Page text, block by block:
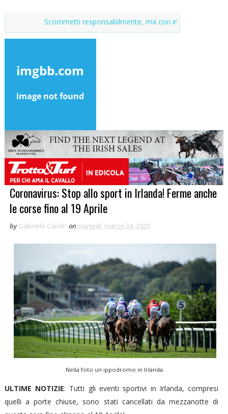
Scommetti responsabilmente, ma con incentivi
Coronavirus: Stop allo sport in Irlanda! Ferme anche
le corse fino al 19 Aprile
by Gabriele Candi on martedì, marzo 24, 2020
Nella foto un ippodromo in Irlanda.
ULTIME NOTIZIE: Tutti gli eventi sportivi in Irlanda, compresi
quelli a porte chiuse, sono stati cancellati da mezzanotte di